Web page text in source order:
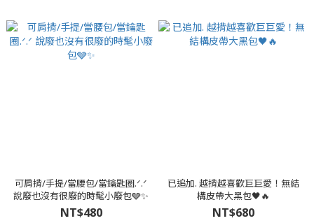
可肩揹/手提/當腰包/當鑰匙圈.ᐟ‪‪‪.ᐟ‪‪‪
說廢也沒有很廢的時髦小廢包🩶✨
NT$480
已追加. 越揹越喜歡巨巨愛！無結
構皮帶大黑包🖤🔥
NT$680